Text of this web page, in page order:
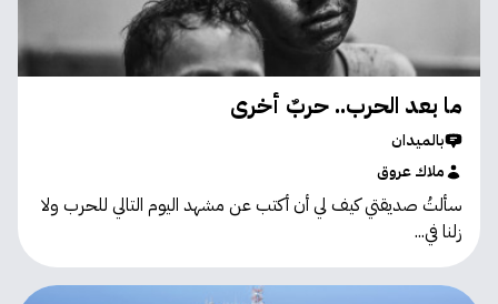
ما بعد الحرب.. حربٌ أخرى
بالميدان
ملاك عروق
سألتُ صديقتي كيف لي أن أكتب عن مشهد اليوم التالي للحرب ولا
زلنا في...